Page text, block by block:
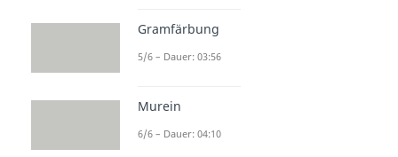
Gramfärbung
5/6 – Dauer: 03:56
Murein
6/6 – Dauer: 04:10